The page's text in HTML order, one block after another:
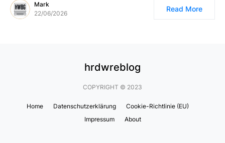
Mark
22/06/2026
Read More
hrdwreblog
COPYRIGHT © 2023
Home Datenschutzerklärung
Cookie-Richtlinie (EU)
Impressum
About